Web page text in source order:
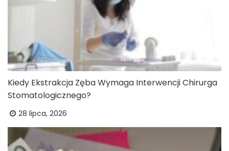
Kiedy Ekstrakcja Zęba Wymaga Interwencji Chirurga
Stomatologicznego?
28 lipca, 2026